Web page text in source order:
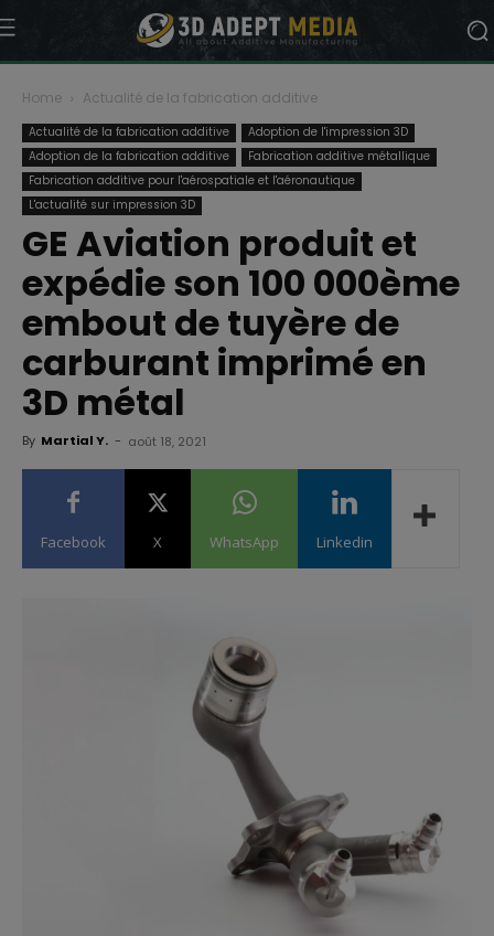
Home Actualité de la fabrication additive
Actualité de la fabrication additive
Adoption de l'impression 3D
Adoption de la fabrication additive
Fabrication additive métallique
Fabrication additive pour l'aérospatiale et l'aéronautique
L'actualité sur impression 3D
GE Aviation produit et
expédie son 100 000ème
embout de tuyère de
carburant imprimé en
3D métal
By Martial Y. - août 18, 2021
Facebook X WhatsApp Linkedin